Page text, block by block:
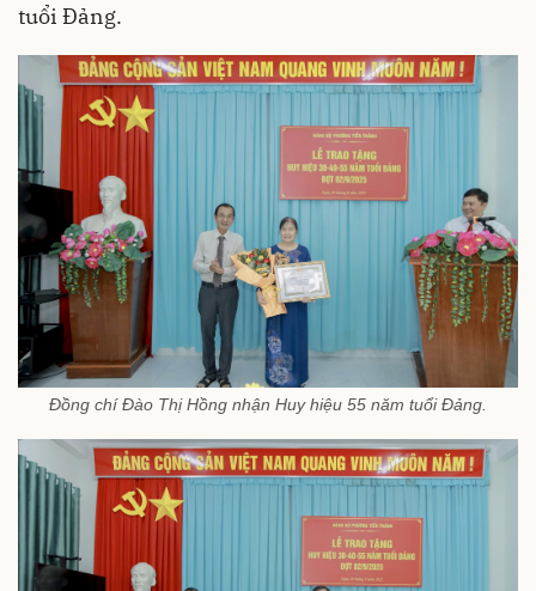
tuổi Đảng.
Đồng chí Đào Thị Hồng nhận Huy hiệu 55 năm tuổi Đảng.